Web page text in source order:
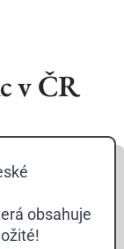
v ČR
obsahuje